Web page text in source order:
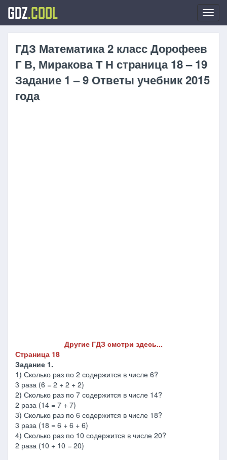
GDZ.COOL
ГДЗ Математика 2 класс Дорофеев
Г В, Миракова Т Н страница 18 – 19
Задание 1 – 9 Ответы учебник 2015
года
Другие ГДЗ смотри здесь...
Страница 18
Задание 1.
1) Сколько раз по 2 содержится в числе 6?
3 раза (6 = 2 + 2 + 2)
2) Сколько раз по 7 содержится в числе 14?
2 раза (14 = 7 + 7)
3) Сколько раз по 6 содержится в числе 18?
3 раза (18 = 6 + 6 + 6)
4) Сколько раз по 10 содержится в числе 20?
2 раза (10 + 10 = 20)